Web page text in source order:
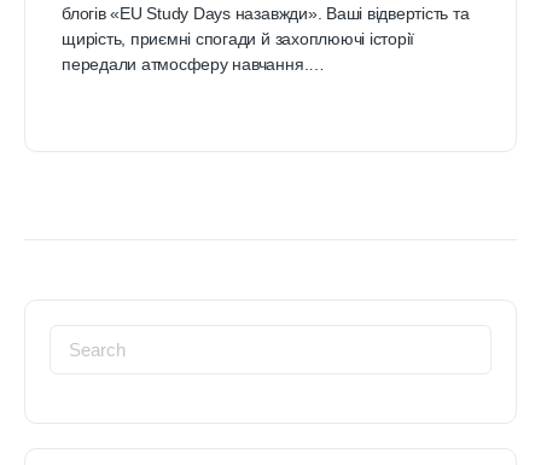
блогів «EU Study Days назавжди». Ваші відвертість та
щирість, приємні спогади й захоплюючі історії
передали атмосферу навчання.…
Search
for: